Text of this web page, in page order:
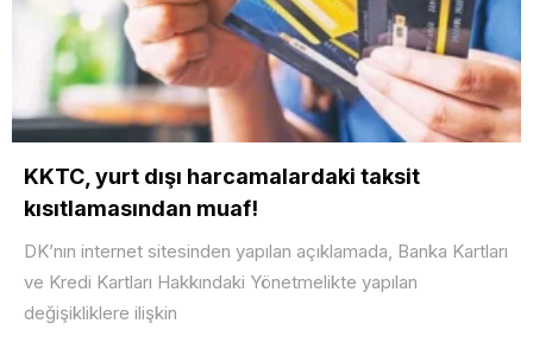
KKTC, yurt dışı harcamalardaki taksit
kısıtlamasından muaf!
DK’nın internet sitesinden yapılan açıklamada, Banka Kartları
ve Kredi Kartları Hakkındaki Yönetmelikte yapılan
değişikliklere ilişkin